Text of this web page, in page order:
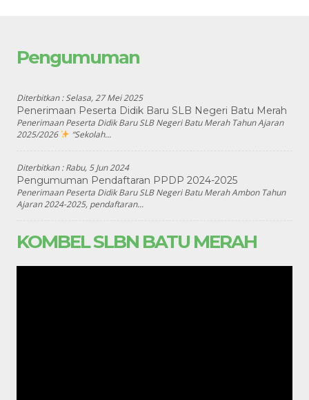
Pengumuman
Diterbitkan :Selasa, 27 Mei 2025
Penerimaan Peserta Didik Baru SLB Negeri Batu Merah
Penerimaan Peserta Didik Baru SLB Negeri Batu Merah Tahun Ajaran
2025/2026
“Sekolah...
Diterbitkan :Rabu, 5 Jun 2024
Pengumuman Pendaftaran PPDP 2024-2025
Penerimaan Peserta Didik Baru SLB Negeri Batu Merah Ambon Tahun
Ajaran 2024-2025, pendaftaran...
KOMBEL SLBN BATU MERAH